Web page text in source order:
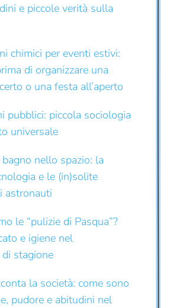
e piccole verità sulla
chimici per eventi estivi:
di organizzare una
o una festa all’aperto
pubblici: piccola sociologia
universale
nello spazio: la
e le (in)solite
astronauti
le “pulizie di Pasqua”?
e igiene nel
stagione
la società: come sono
pudore e abitudini nel